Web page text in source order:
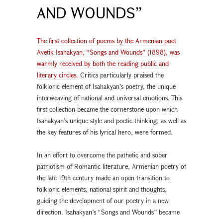
AND WOUNDS”
The first collection of poems by the Armenian poet
Avetik Isahakyan, “Songs and Wounds” (1898), was
warmly received by both the reading public and
literary circles. Critics particularly praised the
folkloric element of Isahakyan’s poetry, the unique
interweaving of national and universal emotions. This
first collection became the cornerstone upon which
Isahakyan’s unique style and poetic thinking, as well as
the key features of his lyrical hero, were formed.
In an effort to overcome the pathetic and sober
patriotism of Romantic literature, Armenian poetry of
the late 19th century made an open transition to
folkloric elements, national spirit and thoughts,
guiding the development of our poetry in a new
direction. Isahakyan’s “Songs and Wounds” became